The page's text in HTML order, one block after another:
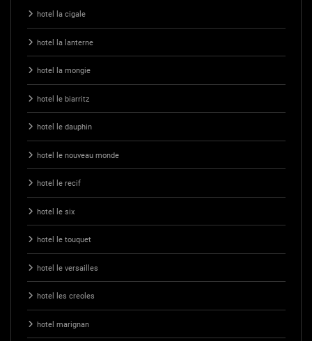
hotel la cigale
hotel la lanterne
hotel la mongie
hotel le biarritz
hotel le dauphin
hotel le nouveau monde
hotel le recif
hotel le six
hotel le touquet
hotel le versailles
hotel les creoles
hotel marignan